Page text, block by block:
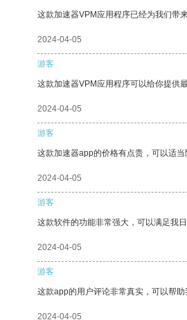
这款加速器VPM应用程序已经为我们带
2024-04-05
游客
这款加速器VPM应用程序可以给你提供
2024-04-05
游客
这款加速器app的价格有点贵，可以适
2024-04-05
游客
这款软件的功能非常强大，可以满足我日
2024-04-05
游客
这款app的用户评论非常真实，可以帮助
2024-04-05